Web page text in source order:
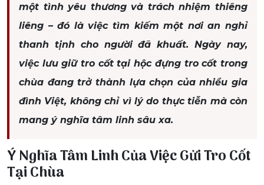
một tình yêu thương và trách nhiệm thiêng
liêng – đó là việc tìm kiếm một nơi an nghỉ
thanh tịnh cho người đã khuất. Ngày nay,
việc lưu giữ tro cốt tại hộc đựng tro cốt trong
chùa đang trở thành lựa chọn của nhiều gia
đình Việt, không chỉ vì lý do thực tiễn mà còn
mang ý nghĩa tâm linh sâu xa.
Ý Nghĩa Tâm Linh Của Việc Gửi Tro Cốt
Tại Chùa